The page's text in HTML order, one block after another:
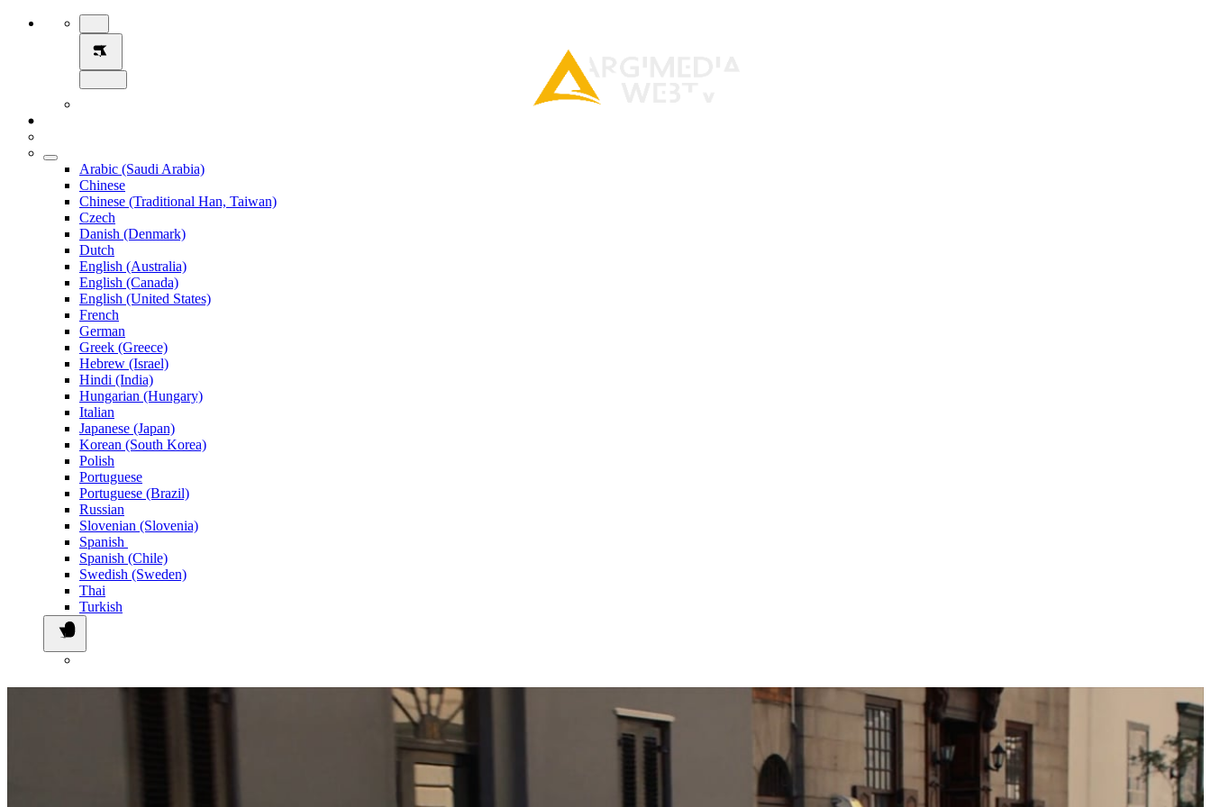
Arabic (Saudi Arabia)
Chinese
Chinese (Traditional Han, Taiwan)
Czech
Danish (Denmark)
Dutch
English (Australia)
English (Canada)
English (United States)
French
German
Greek (Greece)
Hebrew (Israel)
Hindi (India)
Hungarian (Hungary)
Italian
Japanese (Japan)
Korean (South Korea)
Polish
Portuguese
Portuguese (Brazil)
Russian
Slovenian (Slovenia)
Spanish
Spanish (Chile)
Swedish (Sweden)
Thai
Turkish